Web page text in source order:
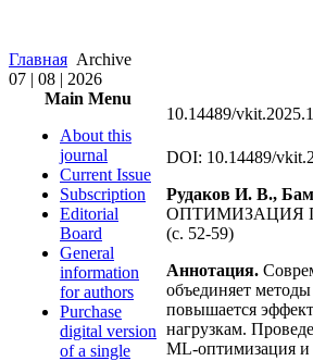
Главная Archive
07 | 08 | 2026
Main Menu
About this
journal
Current Issue
Subscription
Editorial
Board
General
information
for authors
Purchase
digital version
of a single
10.14489/
DOI: 10.14489/
Рудаков И. В.,
ОПТИМИЗАЦИЯ
(с. 52-59)
Аннотация.
объединяет
повышается
нагрузкам.
ML-оптимизация и